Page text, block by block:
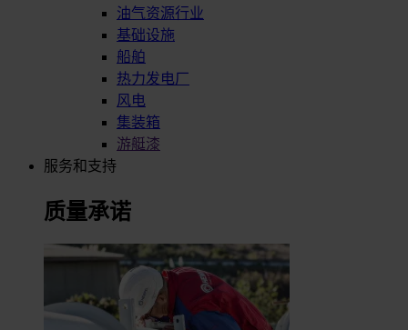
油气资源行业
基础设施
船舶
热力发电厂
风电
集装箱
游艇漆
服务和支持
质量承诺